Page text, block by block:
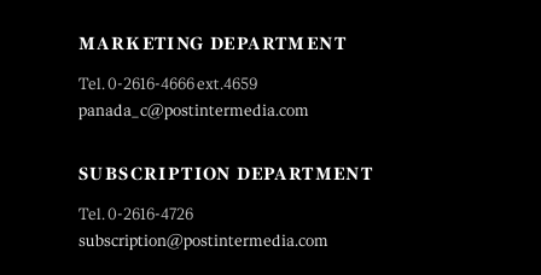
MARKETING DEPARTMENT
Tel. 0-2616-4666 ext.4659
panada_c@postintermedia.com
SUBSCRIPTION DEPARTMENT
Tel. 0-2616-4726
subscription@postintermedia.com